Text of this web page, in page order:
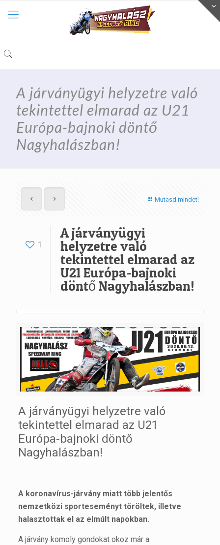
A járványügyi helyzetre való
tekintettel elmarad az U21
Európa-bajnoki döntő
Nagyhalászban!
Mutasd mindet!
1
A járványügyi
helyzetre való
tekintettel elmarad az
U21 Európa-bajnoki
döntő Nagyhalászban!
A járványügyi helyzetre való
tekintettel elmarad az U21
Európa-bajnoki döntő
Nagyhalászban!
A koronavírus-járvány miatt több jelentős
nemzetközi sporteseményt töröltek, illetve
halasztottak el az elmúlt napokban.
A járvány komoly gondokat okoz már a